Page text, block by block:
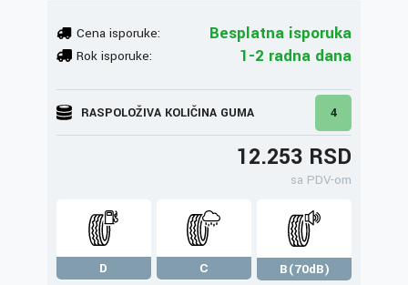
Cena isporuke: Besplatna isporuka
Rok isporuke: 1-2 radna dana
RASPOLOŽIVA KOLIČINA GUMA 4
12.253 RSD
sa PDV-om
D C
B(70dB)